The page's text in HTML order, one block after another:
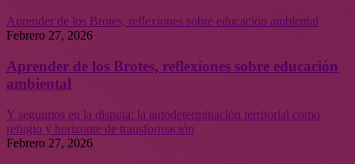
Aprender de los Brotes, reflexiones sobre educación ambiental
Febrero 27, 2026
Aprender de los Brotes, reflexiones sobre educación
ambiental
Y seguimos en la disputa: la autodeterminación territorial como
refugio y horizonte de transformación
Febrero 27, 2026